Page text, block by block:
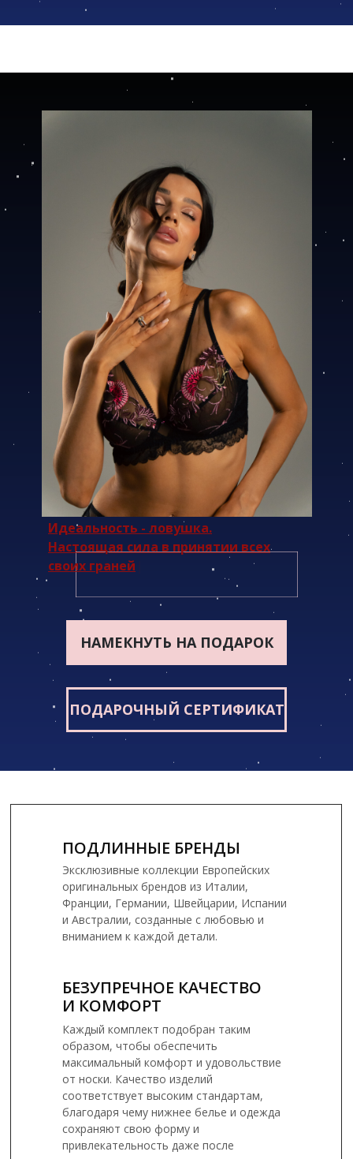
НАМЕКНУТЬ НА ПОДАРОК
ПОДАРОЧНЫЙ СЕРТИФИКАТ
Идеальность - ловушка.
Настоящая сила в принятии всех
своих граней
Эксклюзивные коллекции Европейских
оригинальных брендов из Италии,
Франции, Германии, Швейцарии, Испании
и Австралии, созданные с любовью и
вниманием к каждой детали.
ПОДЛИННЫЕ БРЕНДЫ
Каждый комплект подобран таким
образом, чтобы обеспечить
максимальный комфорт и удовольствие
от носки. Качество изделий
соответствует высоким стандартам,
благодаря чему нижнее белье и одежда
сохраняют свою форму и
привлекательность даже после
БЕЗУПРЕЧНОЕ КАЧЕСТВО
И КОМФОРТ